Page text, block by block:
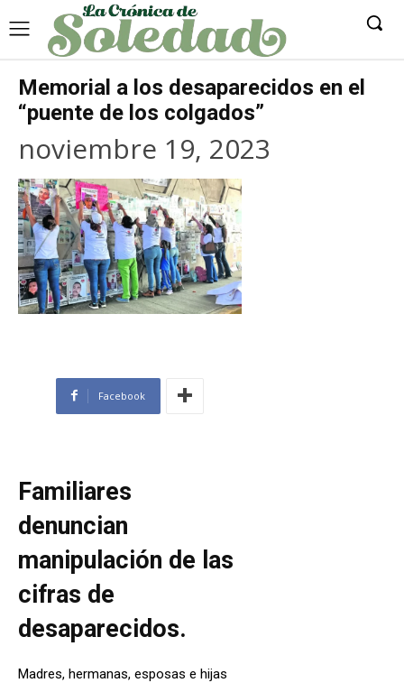
Memorial a los desaparecidos en el
“puente de los colgados”
noviembre 19, 2023
Facebook
Familiares
denuncian
manipulación de las
cifras de
desaparecidos.
Madres, hermanas, esposas e hijas